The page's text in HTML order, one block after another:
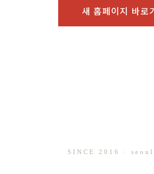
새 홈페이지 바
SINCE 2016 ·